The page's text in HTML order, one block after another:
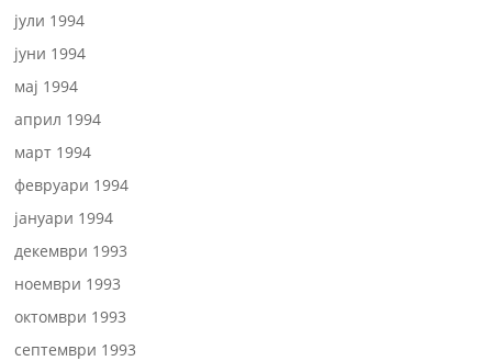
јули 1994
јуни 1994
мај 1994
април 1994
март 1994
февруари 1994
јануари 1994
декември 1993
ноември 1993
октомври 1993
септември 1993